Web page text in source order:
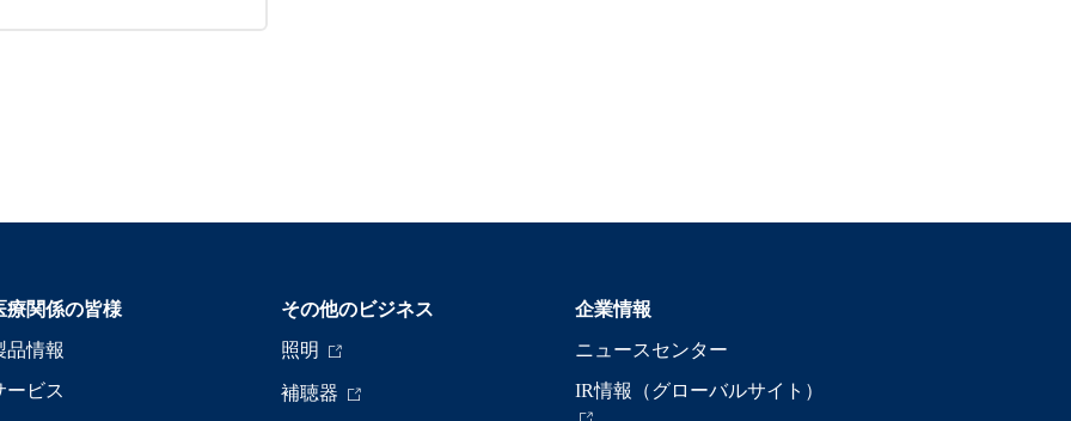
療関係の皆様
品情報
ービス
その他のビジネス
照明
補聴器
企業情報
ニュースセンター
IR情報（グローバルサイト）